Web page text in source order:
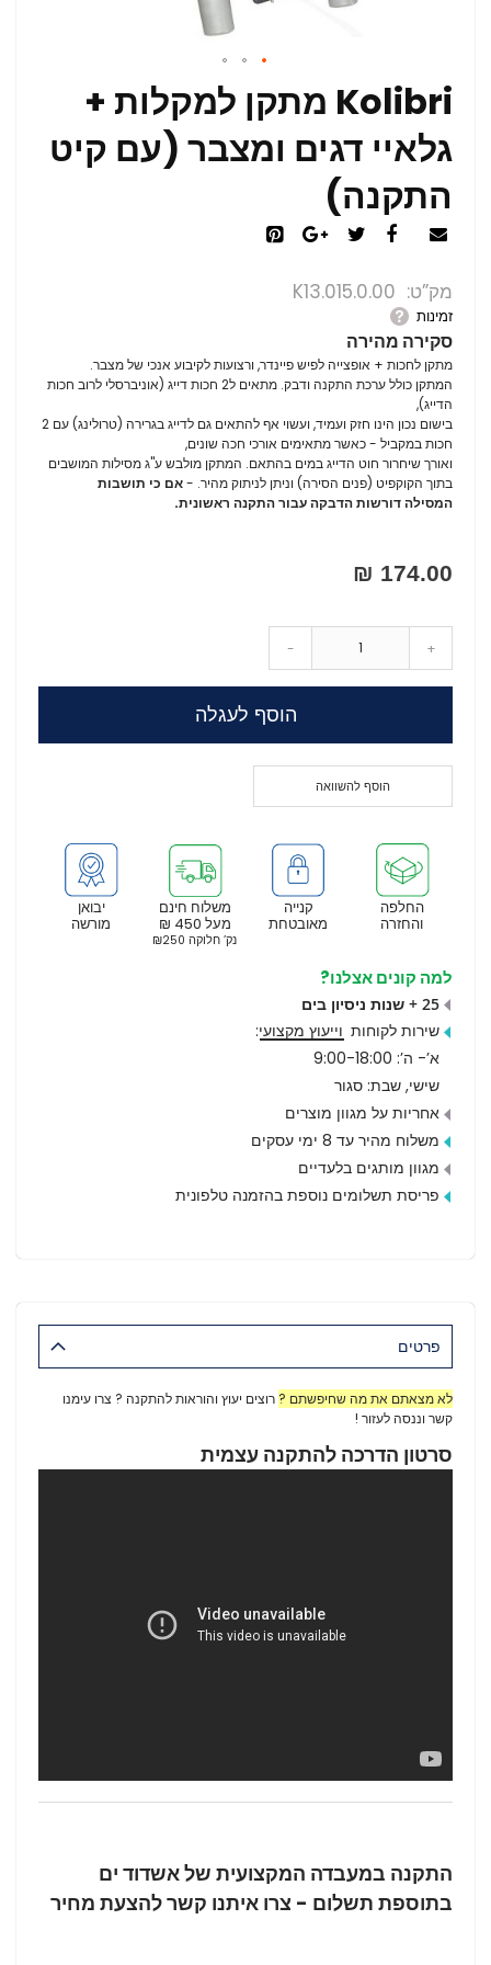
Kolibri מתקן למקלות +
גלאיי דגים ומצבר (עם קיט
התקנה)
מק”ט K13.015.0.00
זמינות
סקירה מהירה
מתקן לחכות + אופצייה לפיש פיינדר, ורצועות לקיבוע אנכי של מצבר.
המתקן כולל ערכת התקנה ודבק. מתאים ל2 חכות דייג (אוניברסלי לרוב חכות
הדייג),
בישום נכון הינו חזק ועמיד, ועשוי אף להתאים גם לדייג בגרירה (טרולינג) עם 2
חכות במקביל - כאשר מתאימים אורכי חכה שונים,
ואורך שיחרור חוט הדייג במים בהתאם. המתקן מולבש ע"ג מסילות המושבים
בתוך הקוקפיט (פנים הסירה) וניתן לניתוק מהיר. -אם כי תושבות
המסילה דורשות הדבקה עבור התקנה ראשונית.
174.00 ₪
- +
הוסף לעגלה
הוסף להשוואה
יבואן
מורשה
משלוח חינם
מעל 450 ₪
נק’ חלוקה ₪250
קנייה
מאובטחת
החלפה
והחזרה
למה קונים אצלנו?
25 + שנות ניסיון בים
שירות לקוחות וייעוץ מקצועי:
א’- ה’: 9:00-18:00
שישי, שבת: סגור
אחריות על מגוון מוצרים
משלוח מהיר עד 8 ימי עסקים
מגוון מותגים בלעדיים
פריסת תשלומים נוספת בהזמנה טלפונית
פרטים
לא מצאתם את מה שחיפשתם ? רוצים יעוץ והוראות להתקנה ? צרו עימנו
קשר וננסה לעזור !
סרטון הדרכה להתקנה עצמית
התקנה במעבדה המקצועית של אשדוד ים
בתוספת תשלום - צרו איתנו קשר להצעת מחיר